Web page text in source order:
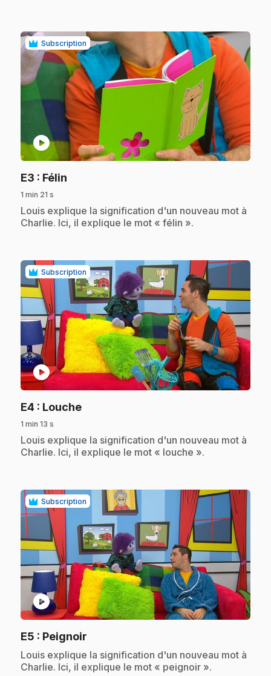
Subscription
play_circle
E3 : Félin
1 min 21 s
.Louis explique la signification d'un nouveau mot à
Charlie. Ici, il explique le mot « félin ».
Subscription
play_circle
E4 : Louche.
1 min 13 s
.Louis explique la signification d'un nouveau mot à
Charlie. Ici, il explique le mot « louche ».
Subscription
play_circle
E5 : Peignoir
.Louis explique la signification d'un nouveau mot à
Charlie. Ici, il explique le mot « peignoir ».